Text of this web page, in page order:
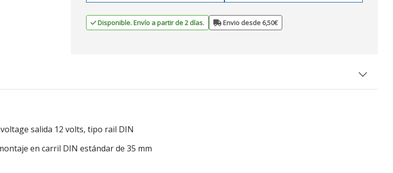
Disponible. Envío a partir de 2 días. Envio desde 6,50€
salida 12 volts, tipo rail DIN
en carril DIN estándar de 35 mm